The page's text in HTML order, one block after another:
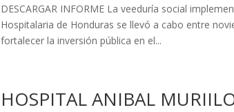
DESCARGAR INFORME La veeduría social
Hospitalaria de Honduras se llevó a cabo entre
fortalecer la inversión pública en el...
HOSPITAL ANIBAL